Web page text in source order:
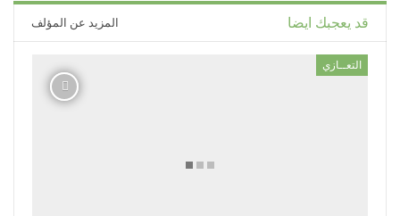
قد يعجبك ايضا المزيد عن المؤلف
التعــازي